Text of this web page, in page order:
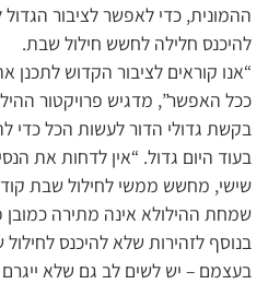
ההמונית, כדי לאפשר לציבור
להיכנס חלילה לחשש חילול שבת.
“אנו קוראים לציבור הקדוש
ככל האפשר”, מדגיש פרויקטור
בקשת גדולי הדור לעשות הכל כדי
בעוד היום גדול. “אין לדחות את
שישי, מחשש ממשי לחילול שבת
שמחת ההילולא אינה מתירה
בנוסף לזהירות שלא להיכנס
בעצמם – יש לשים לב גם שלא ייגרם